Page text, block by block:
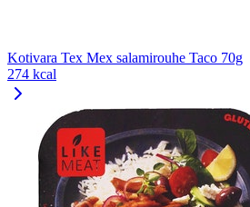
Kotivara Tex Mex salamirouhe Taco 70g
274 kcal